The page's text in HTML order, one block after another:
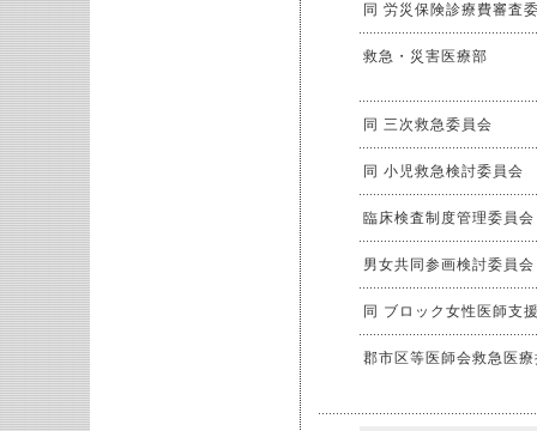
同 労災保険診療費審査
救急・災害医療部
同 三次救急委員会
同 小児救急検討委員会
臨床検査制度管理委員会
男女共同参画検討委員会
同 ブロック女性医師支
郡市区等医師会救急医